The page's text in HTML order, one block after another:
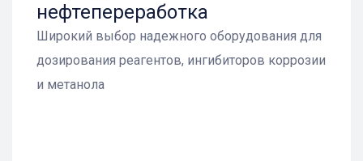
нефтепереработка
Широкий выбор надежного оборудования для
дозирования реагентов, ингибиторов коррозии
и метанола